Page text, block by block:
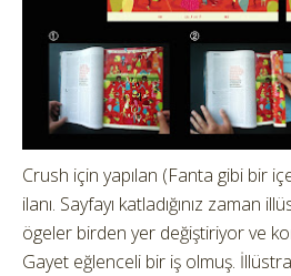
Crush için yapılan (Fanta gibi bir
ilanı. Sayfayı katladığınız zaman
ögeler birden yer değiştiriyor ve
Gayet eğlenceli bir iş olmuş.